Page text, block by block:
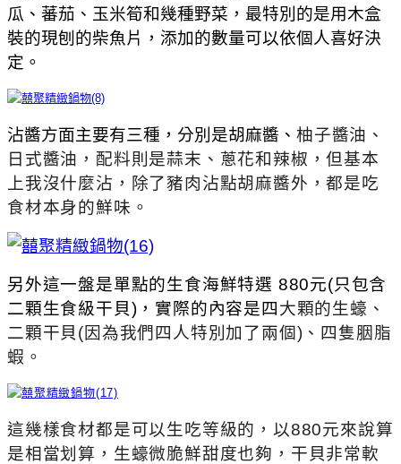
瓜、蕃茄、玉米筍和幾種野菜，最特別的是用木盒
裝的現刨的柴魚片，添加的數量可以依個人喜好決
定。
沾醬方面主要有三種，分別是胡麻醬、 柚子醬油、
日式醬油，配料則是蒜末、蔥花和辣椒，但基本
上我沒什麼沾，除了豬肉沾點胡麻醬外，都是吃
食材本身的鮮味。
另外這一盤是單點的生食海鮮特選 880元(只包含
二顆生食級干貝)，實際的內容是 四 大顆的生蠔、
二顆干貝(因為我們四人特別加了兩個)、四隻胭脂
蝦。
這幾樣食材都是可以生吃等級的，以880元來說算
是相當划算，生蠔微脆鮮甜度也夠，干貝非常軟